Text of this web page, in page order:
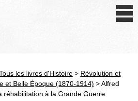
Antiquité
les livres d'Histoire > Révolution et
et Belle Époque (1870-1914) > Alfred
réhabilitation à la Grande Guerre